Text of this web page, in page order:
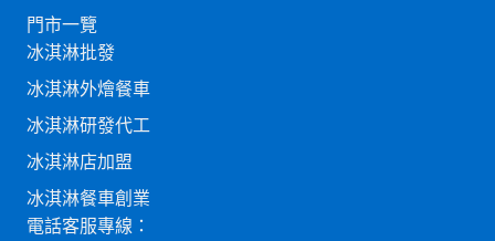
門市一覽
冰淇淋批發
冰淇淋外燴餐車
冰淇淋研發代工
冰淇淋店加盟
冰淇淋餐車創業
電話客服專線：